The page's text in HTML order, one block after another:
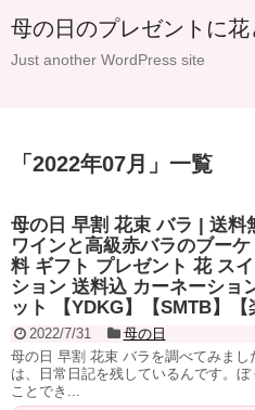
母の日のプレゼントに花
Just another WordPress site
「 2022年07月 」 一覧
母の日 早割 花束 バラ | 送料
ワインと高級赤バラのブー
料 ギフト プレゼント 花 ス
ション 送料込 カーネーショ
ット 【YDKG】【SMTB】【
2022/7/31
母の日
母の日 早割 花束 バラを調べてみま
は、日常日記を残しているんです。
ことでき...